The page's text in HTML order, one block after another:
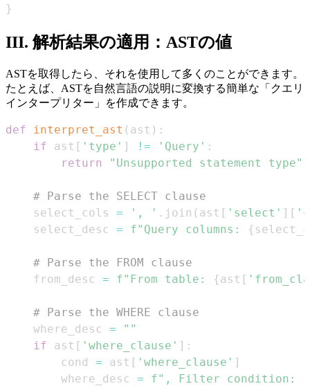
}
III. 解析結果の適用：ASTの値
ASTを取得したら、それを使用して多くのことができます。
たとえば、ASTを自然言語の説明に変換する簡単な「クエリ
インタープリター」を作成できます。
def interpret_ast ( ast ) :
if ast [ 'type' ] != 'Query' :
return
"Unsupported statement type"
# Parse the SELECT clause
    select_cols
= ', ' . join ( ast [ 'select' ] [
    select_desc
= f"Query columns: {
# Parse the FROM clause
    from_desc
= f"From table: {ast [
# Parse the WHERE clause
    where_desc
=
""
if ast [ 'where_clause' ] :
        cond
= ast [ 'where_clause' ]
        where_desc
= f", Filter condition: